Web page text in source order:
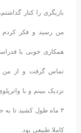
بازیگری را کنار
من رسید و فکر کردم
همکاری خوبی با
تماس گرفت و از من
نزدیک ببینم و با
۳ ماه طول کشید تا به
کاملا طبیعی بود.